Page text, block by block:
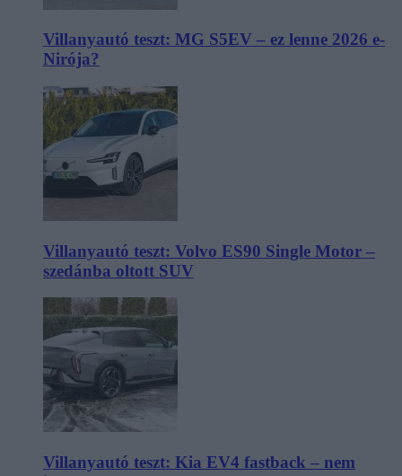
Villanyautó teszt: MG S5EV – ez lenne 2026 e-
Nirója?
Villanyautó teszt: Volvo ES90 Single Motor –
szedánba oltott SUV
Villanyautó teszt: Kia EV4 fastback – nem